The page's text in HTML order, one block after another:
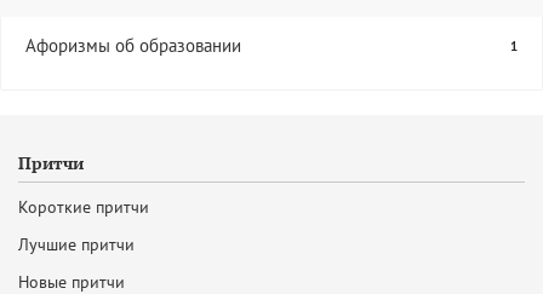
Афоризмы об образовании 1
Притчи
Короткие притчи
Лучшие притчи
Новые притчи